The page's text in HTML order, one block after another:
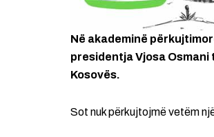
Në akademinë
presidentja Vjosa
Kosovës.
Sot nuk përkujtojmë vetëm